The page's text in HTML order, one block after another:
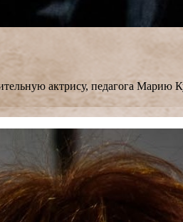
актрису, педагога Марию